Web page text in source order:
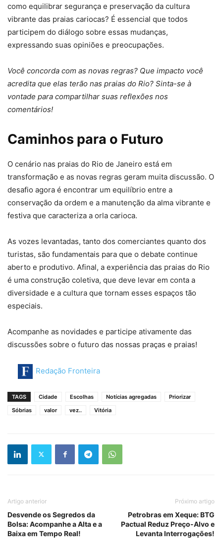
como equilibrar segurança e preservação da cultura
vibrante das praias cariocas? É essencial que todos
participem do diálogo sobre essas mudanças,
expressando suas opiniões e preocupações.
Você concorda com as novas regras? Que impacto você
acredita que elas terão nas praias do Rio? Sinta-se à
vontade para compartilhar suas reflexões nos
comentários!
Caminhos para o Futuro
O cenário nas praias do Rio de Janeiro está em
transformação e as novas regras geram muita discussão. O
desafio agora é encontrar um equilíbrio entre a
conservação da ordem e a manutenção da alma vibrante e
festiva que caracteriza a orla carioca.
As vozes levantadas, tanto dos comerciantes quanto dos
turistas, são fundamentais para que o debate continue
aberto e produtivo. Afinal, a experiência das praias do Rio
é uma construção coletiva, que deve levar em conta a
diversidade e a cultura que tornam esses espaços tão
especiais.
Acompanhe as novidades e participe ativamente das
discussões sobre o futuro das nossas praças e praias!
Redação Fronteira
TAGS Cidade Escolhas Notícias agregadas
Priorizar
Sóbrias
valor vez.. Vitória
Artigo anterior
Desvende os Segredos da
Bolsa: Acompanhe a Alta e a
Baixa em Tempo Real!
Próximo artigo
Petrobras em Xeque: BTG
Pactual Reduz Preço-Alvo e
Levanta Interrogações!